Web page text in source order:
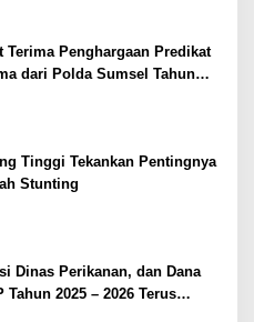
Terima Penghargaan Predikat
dari Polda Sumsel Tahun
Tinggi Tekankan Pentingnya
Stunting
Dinas Perikanan, dan Dana
Tahun 2025 – 2026 Terus